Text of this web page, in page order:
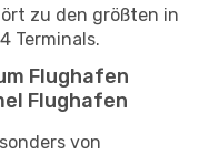
zu den größten in
Terminals.
Flughafen
Flughafen
von